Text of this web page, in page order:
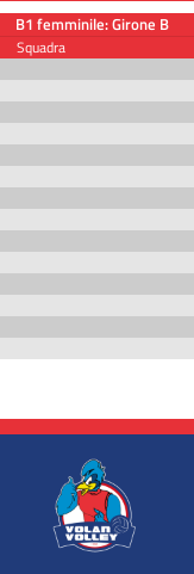
B1 femminile: Girone B
Squadra